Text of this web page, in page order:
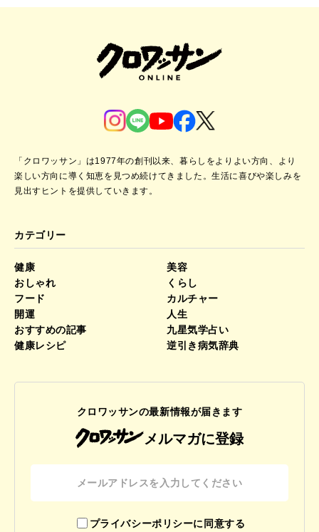
「クロワッサン」は1977年の創刊以来、暮らしをよりよい方向、より
楽しい方向に導く知恵を見つめ続けてきました。生活に喜びや楽しみを
見出すヒントを提供していきます。
カテゴリー
健康
美容
おしゃれ
くらし
フード
カルチャー
開運
人生
おすすめの記事
九星気学占い
健康レシピ
逆引き病気辞典
クロワッサンの最新情報が届きます
メルマガに登録
プライバシーポリシーに同意する